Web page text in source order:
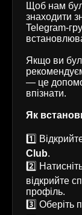
Щоб нам
знаходити
Telegram-
Якщо ви
— це
впізнати.
Як
1️⃣
Club.
2️⃣
відкрийте
профіль.
3️⃣ Оберіть